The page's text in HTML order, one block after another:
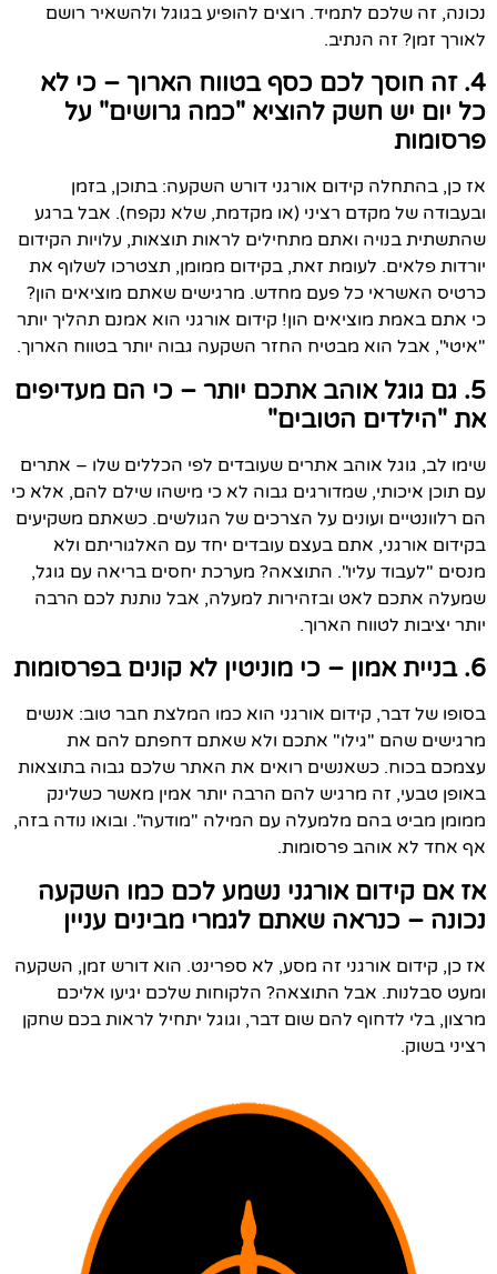
נכונה, זה שלכם לתמיד. רוצים להופיע בגוגל ולהשאיר רושם
לאורך זמן? זה הנתיב.
4. זה חוסך לכם כסף בטווח הארוך – כי לא
כל יום יש חשק להוציא "כמה גרושים" על
פרסומות
אז כן, בהתחלה קידום אורגני דורש השקעה: בתוכן, בזמן
ובעבודה של מקדם רציני (או מקדמת, שלא נקפח). אבל ברגע
שהתשתית בנויה ואתם מתחילים לראות תוצאות, עלויות הקידום
יורדות פלאים. לעומת זאת, בקידום ממומן, תצטרכו לשלוף את
כרטיס האשראי כל פעם מחדש. מרגישים שאתם מוציאים הון?
כי אתם באמת מוציאים הון! קידום אורגני הוא אמנם תהליך יותר
"איטי", אבל הוא מבטיח החזר השקעה גבוה יותר בטווח הארוך.
5. גם גוגל אוהב אתכם יותר – כי הם מעדיפים
את "הילדים הטובים"
שימו לב, גוגל אוהב אתרים שעובדים לפי הכללים שלו – אתרים
עם תוכן איכותי, שמדורגים גבוה לא כי מישהו שילם להם, אלא כי
הם רלוונטיים ועונים על הצרכים של הגולשים. כשאתם משקיעים
בקידום אורגני, אתם בעצם עובדים יחד עם האלגוריתם ולא
מנסים "לעבוד עליו". התוצאה? מערכת יחסים בריאה עם גוגל,
שמעלה אתכם לאט ובזהירות למעלה, אבל נותנת לכם הרבה
יותר יציבות לטווח הארוך.
6. בניית אמון – כי מוניטין לא קונים בפרסומות
בסופו של דבר, קידום אורגני הוא כמו המלצת חבר טוב: אנשים
מרגישים שהם "גילו" אתכם ולא שאתם דחפתם להם את
עצמכם בכוח. כשאנשים רואים את האתר שלכם גבוה בתוצאות
באופן טבעי, זה מרגיש להם הרבה יותר אמין מאשר כשלינק
ממומן מביט בהם מלמעלה עם המילה "מודעה". ובואו נודה בזה,
אף אחד לא אוהב פרסומות.
אז אם קידום אורגני נשמע לכם כמו השקעה
נכונה – כנראה שאתם לגמרי מבינים עניין
אז כן, קידום אורגני זה מסע, לא ספרינט. הוא דורש זמן, השקעה
ומעט סבלנות. אבל התוצאה? הלקוחות שלכם יגיעו אליכם
מרצון, בלי לדחוף להם שום דבר, וגוגל יתחיל לראות בכם שחקן
רציני בשוק.